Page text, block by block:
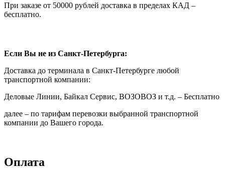
При заказе от 50000 рублей доставка в пределах КАД –
бесплатно.
Если Вы не из Санкт-Петербурга:
Доставка до терминала в Санкт-Петербурге любой
транспортной компании:
Деловые Линии, Байкал Сервис, ВОЗОВОЗ и т.д. – Бесплатно
далее – по тарифам перевозки выбранной транспортной
компании до Вашего города.
Оплата